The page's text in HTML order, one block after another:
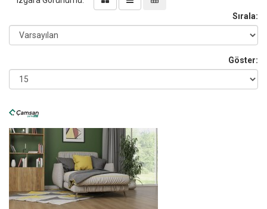
Sırala:
Göster: